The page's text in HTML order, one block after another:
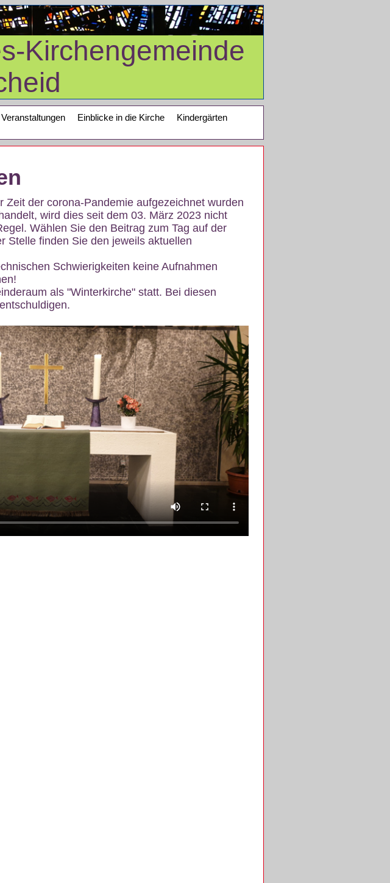
Kirchengemeinde
Einblicke in die Kirche
Kindergärten
der corona-Pandemie aufgezeichnet wurden
wird dies seit dem 03. März 2023 nicht
Wählen Sie den Beitrag zum Tag auf der
Stelle finden Sie den jeweils aktuellen
Schwierigkeiten keine Aufnahmen
als "Winterkirche" statt. Bei diesen